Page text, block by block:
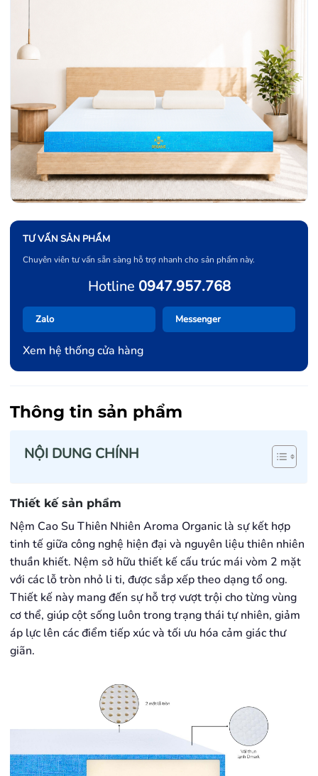
TƯ VẤN SẢN PHẨM
Chuyên viên tư vấn sẵn sàng hỗ trợ nhanh cho sản phẩm này.
Hotline 0947.957.768
Zalo Messenger
Xem hệ thống cửa hàng
Thông tin sản phẩm
NỘI DUNG CHÍNH
Thiết kế sản phẩm
Nệm Cao Su Thiên Nhiên Aroma Organic là sự kết hợp
tinh tế giữa công nghệ hiện đại và nguyên liệu thiên nhiên
thuần khiết. Nệm sở hữu thiết kế cấu trúc mái vòm 2 mặt
với các lỗ tròn nhỏ li ti, được sắp xếp theo dạng tổ ong.
Thiết kế này mang đến sự hỗ trợ vượt trội cho từng vùng
cơ thể, giúp cột sống luôn trong trạng thái tự nhiên, giảm
áp lực lên các điểm tiếp xúc và tối ưu hóa cảm giác thư
giãn.